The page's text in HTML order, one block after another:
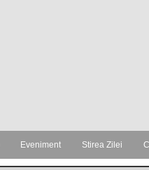
Eveniment Stirea Zilei